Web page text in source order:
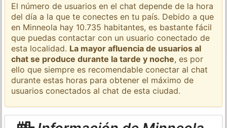
El número de usuarios en el chat depende de la hora
del día a la que te conectes en tu país. Debido a que
en Minneola hay 10.735 habitantes, es bastante fácil
que puedas contactar con un usuario conectado de
esta localidad. La mayor afluencia de usuarios al
chat se produce durante la tarde y noche, es por
ello que siempre es recomendable conectar al chat
durante estas horas para obtener el máximo de
usuarios conectados al chat de esta ciudad.